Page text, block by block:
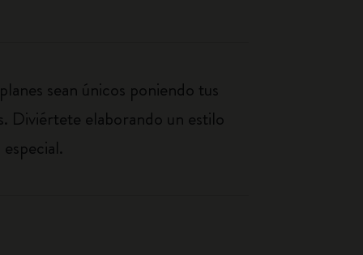
sean únicos poniendo tus
Diviértete elaborando un estilo